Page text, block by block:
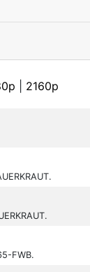
2160p
FWB.